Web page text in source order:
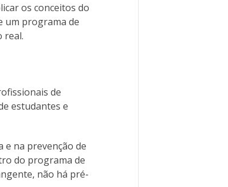
os conceitos do
um programa de
real.
de
estudantes e
e na prevenção de
do programa de
não há pré-